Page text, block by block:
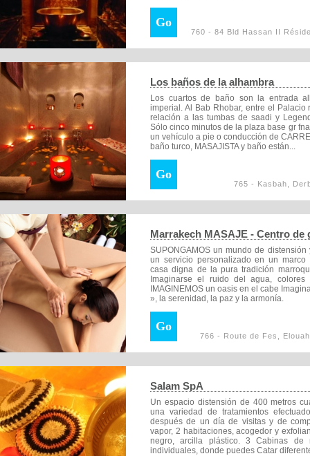
760 - 84 Bld Hassan II
Go
Los baños de la alhambra
Los cuartos de baño son la entrada
imperial. Al Bab Rhobar, entre el
relación a las tumbas de saadi y
Sólo cinco minutos de la plaza base gr
un vehículo a pie o conducción de
baño turco, MASAJISTA y baño están...
765 - Kasbah,
Go
Marrakech MASAJE - Centro de
SUPONGAMOS un mundo de distensión
un servicio personalizado en un marco
casa digna de la pura tradición
Imaginarse el ruido del agua,
IMAGINEMOS un oasis en el cabe
», la serenidad, la paz y la armonía.
766 - Route de Fes,
Go
Salam SpA
Un espacio distensión de 400 metros
una variedad de tratamientos
después de un día de visitas y de
vapor, 2 habitaciones, acogedor y
negro, arcilla plástico. 3 Cabinas
individuales, donde puedes Catar